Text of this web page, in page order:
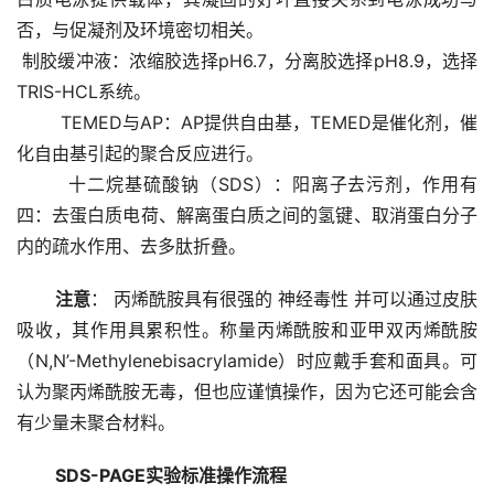
否，与促凝剂及环境密切相关。
制胶缓冲液：浓缩胶选择pH6.7，分离胶选择pH8.9，选择
TRIS-HCL系统。
TEMED与AP：AP提供自由基，TEMED是催化剂，催
化自由基引起的聚合反应进行。
十二烷基硫酸钠（SDS）：阳离子去污剂，作用有
四：去蛋白质电荷、解离蛋白质之间的氢键、取消蛋白分子
内的疏水作用、去多肽折叠。
注意： 丙烯酰胺具有很强的 神经毒性 并可以通过皮肤
吸收，其作用具累积性。称量丙烯酰胺和亚甲双丙烯酰胺
（N,N’-Methylenebisacrylamide）时应戴手套和面具。可
认为聚丙烯酰胺无毒，但也应谨慎操作，因为它还可能会含
有少量未聚合材料。
SDS-PAGE实验标准操作流程